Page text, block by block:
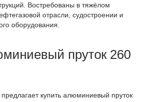
Востребованы в тяжёлом
отрасли, судостроении и
оборудования.
пруток 260
купить алюминиевый пруток